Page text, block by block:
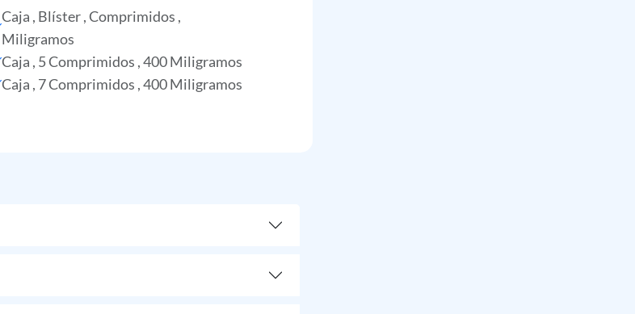
Caja , Blíster , Comprimidos ,
Miligramos
Caja , 5 Comprimidos , 400 Miligramos
Caja , 7 Comprimidos , 400 Miligramos